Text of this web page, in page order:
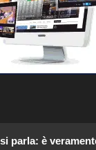
parla: è